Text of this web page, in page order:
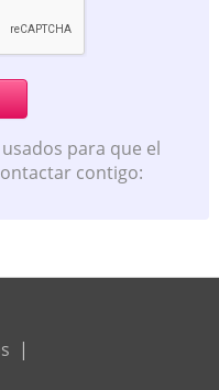
para que el
contigo:
|